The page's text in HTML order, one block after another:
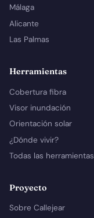
Málaga
Alicante
Las Palmas
Herramientas
Cobertura fibra
Visor inundación
Orientación solar
¿Dónde vivir?
Todas las herramientas
Proyecto
Sobre Callejear